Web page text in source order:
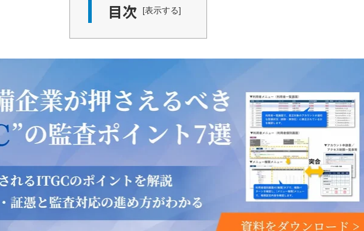
目次 表示する